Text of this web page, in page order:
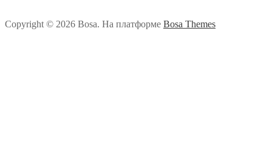
Copyright © 2026 Bosa. На платформе Bosa Themes